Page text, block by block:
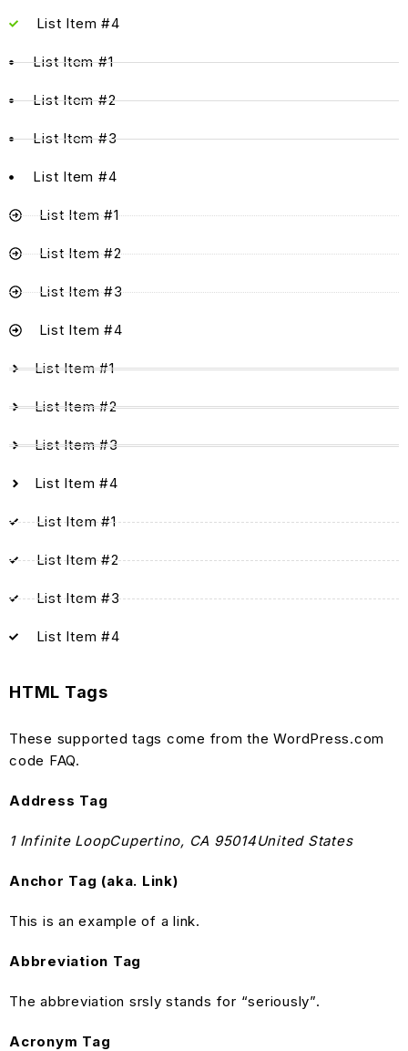
List Item #4
List Item #1
List Item #2
List Item #3
List Item #4
List Item #1
List Item #2
List Item #3
List Item #4
List Item #1
List Item #2
List Item #3
List Item #4
List Item #1
List Item #2
List Item #3
List Item #4
HTML Tags
These supported tags come from the WordPress.com
code FAQ.
Address Tag
1 Infinite LoopCupertino, CA 95014United States
Anchor Tag (aka. Link)
This is an example of a link.
Abbreviation Tag
The abbreviation srsly stands for “seriously”.
Acronym Tag